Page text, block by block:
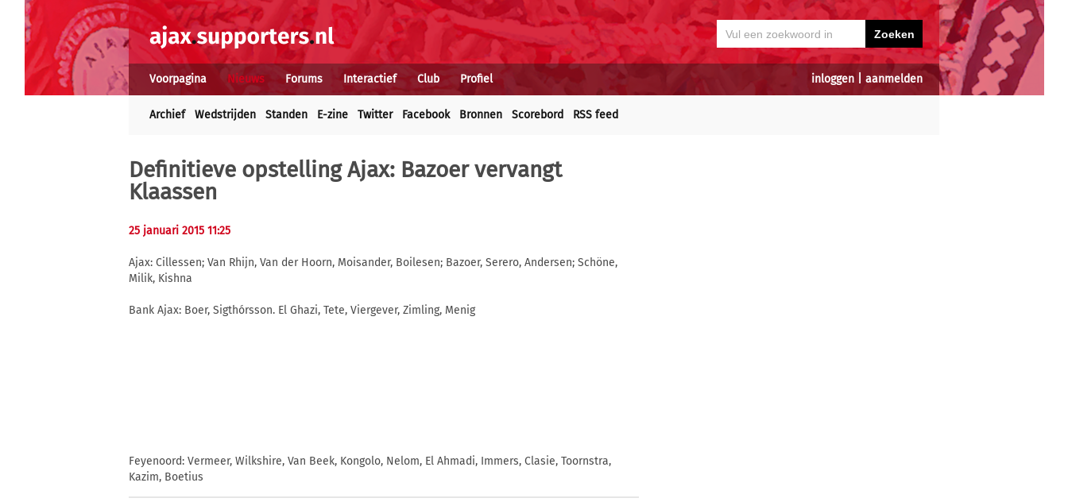
inloggen aanmelden
Voorpagina Nieuws Forums Interactief Club Profiel
Archief Wedstrijden Standen E-zine Twitter Facebook Bronnen Scorebord RSS feed
Definitieve opstelling Ajax: Bazoer vervangt
Klaassen
25 januari 2015 11:25
Ajax: Cillessen; Van Rhijn, Van der Hoorn, Moisander, Boilesen; Bazoer, Serero, Andersen; Schöne,
Milik, Kishna
Bank Ajax: Boer, Sigthórsson. El Ghazi, Tete, Viergever, Zimling, Menig
Feyenoord: Vermeer, Wilkshire, Van Beek, Kongolo, Nelom, El Ahmadi, Immers, Clasie, Toornstra,
Kazim, Boetius